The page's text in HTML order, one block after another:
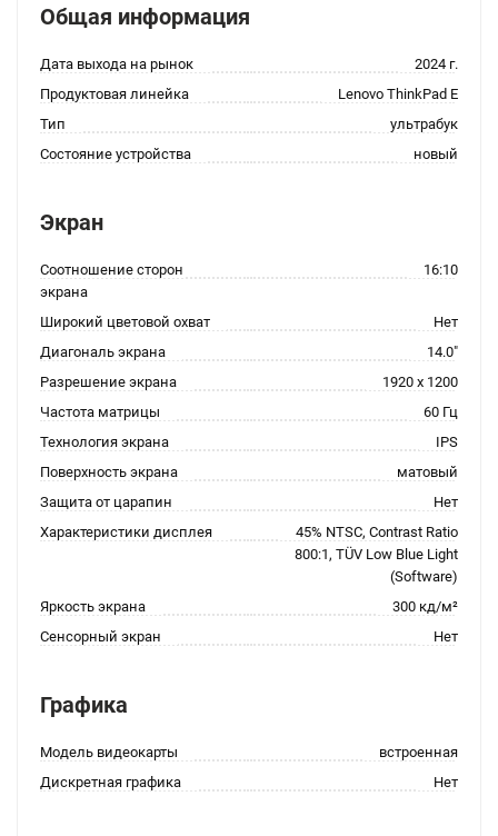
Общая информация
Дата выхода на рынок
2024 г.
Продуктовая линейка
Lenovo ThinkPad E
Тип
ультрабук
Состояние устройства
новый
Экран
Соотношение сторон
экрана
16:10
Широкий цветовой охват
Нет
Диагональ экрана
14.0"
Разрешение экрана
1920 x 1200
Частота матрицы
60 Гц
Технология экрана
IPS
Поверхность экрана
матовый
Защита от царапин
Нет
Характеристики дисплея
45% NTSC, Contrast Ratio
800:1, TÜV Low Blue Light
(Software)
Яркость экрана
300 кд/м²
Сенсорный экран
Нет
Графика
Модель видеокарты
встроенная
Дискретная графика
Нет